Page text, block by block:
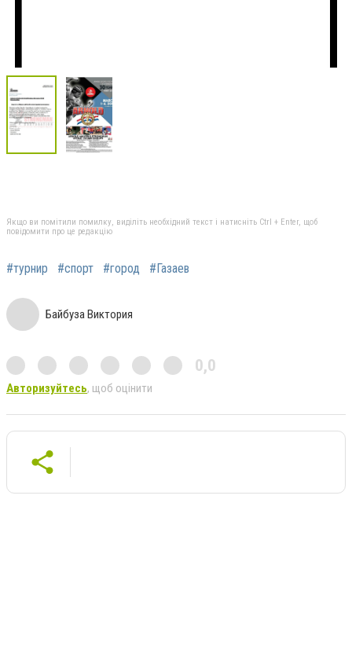
Якщо ви помітили помилку, виділіть необхідний текст і натисніть Ctrl + Enter, щоб
повідомити про це редакцію
#турнир #спорт #город #Газаев
Байбуза Виктория
0,0
Авторизуйтесь, щоб оцінити